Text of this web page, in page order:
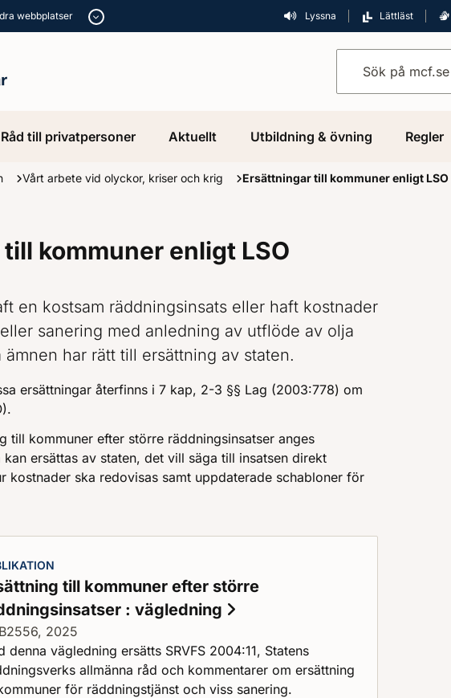
webbplatser Lyssna Lättläst
Råd till privatpersoner Aktuellt Utbildning & övning Regler
Vårt arbete vid olyckor, kriser och krig Ersättningar till kommuner enligt LSO
kommuner enligt LSO
en kostsam räddningsinsats eller haft kostnader
sanering med anledning av utflöde av olja
har rätt till ersättning av staten.
ersättningar återfinns i 7 kap, 2-3 §§ Lag (2003:778) om
till kommuner efter större räddningsinsatser anges
ersättas av staten, det vill säga till insatsen direkt
kostnader ska redovisas samt uppdaterade schabloner för
till kommuner efter större
: vägledning
2025
denna vägledning ersätts SRVFS 2004:11, Statens
allmänna råd och kommentarer om ersättning
för räddningstjänst och viss sanering.